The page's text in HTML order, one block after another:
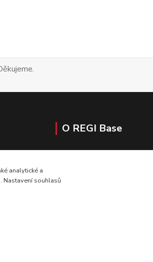
veteránům. Děkujeme.
O REGI Base
O nás
analytické a
Nastavení souhlasů